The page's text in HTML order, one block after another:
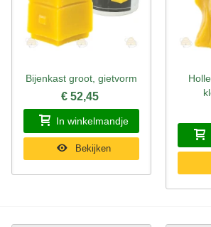
Snel bekijken
Bijenkast groot, gietvorm
€ 52,45
In winkelmandje
Bekijken